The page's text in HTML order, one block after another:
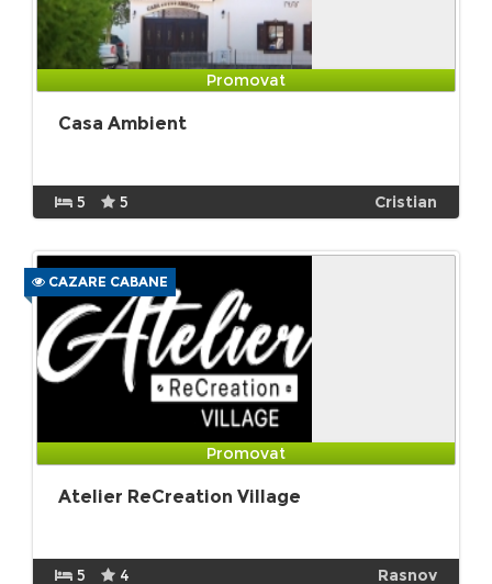
Promovat
Casa Ambient
5 5 Cristian
CAZARE CABANE
Promovat
Atelier ReCreation Village
5 4 Rasnov